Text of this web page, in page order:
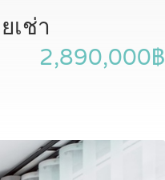
เช่า
2,890,000฿